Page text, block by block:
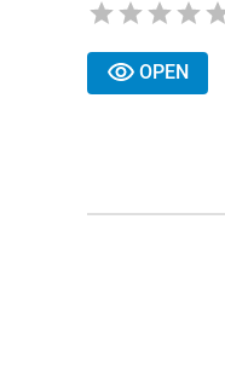
OPEN